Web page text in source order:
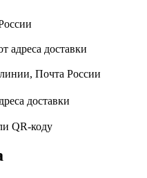
адреса доставки
Почта России
доставки
QR-коду